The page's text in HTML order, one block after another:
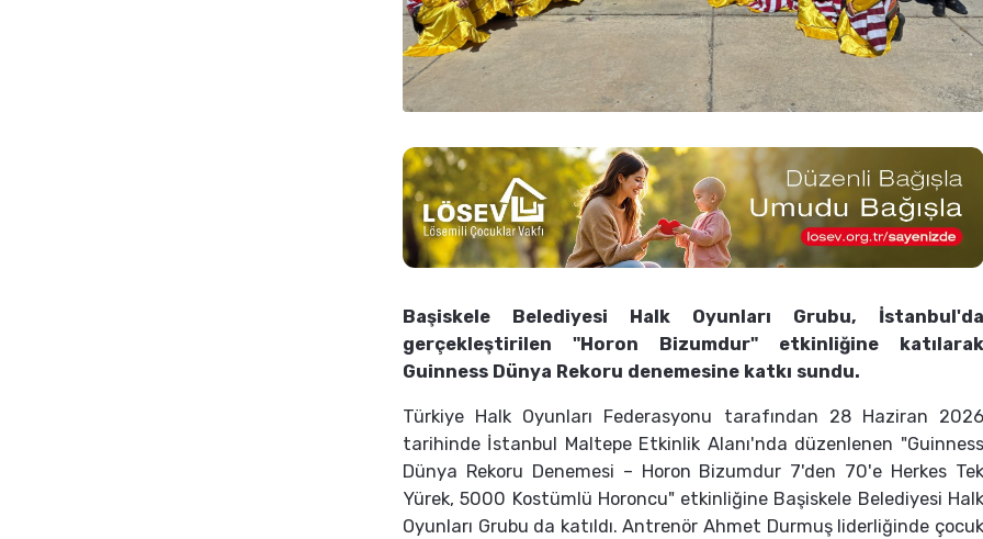
Başiskele Belediyesi Halk Oyunları Grubu, İstanbul'da
gerçekleştirilen "Horon Bizumdur" etkinliğine katılarak
Guinness Dünya Rekoru denemesine katkı sundu.
Türkiye Halk Oyunları Federasyonu tarafından 28 Haziran 2026
tarihinde İstanbul Maltepe Etkinlik Alanı'nda düzenlenen "Guinness
Dünya Rekoru Denemesi – Horon Bizumdur 7'den 70'e Herkes Tek
Yürek, 5000 Kostümlü Horoncu" etkinliğine Başiskele Belediyesi Halk
Oyunları Grubu da katıldı. Antrenör Ahmet Durmuş liderliğinde çocuk